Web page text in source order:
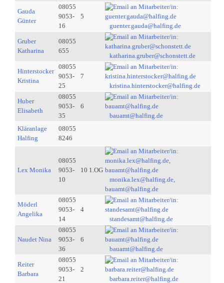
Gauda
Günter
08055
9053-
16
5
guenter.gauda@halfing.de
Gruber
Katharina
08055
655
katharina.gruber@schonstett.de
Hinterstocker
Kristina
08055
9053-
25
7
kristina.hinterstocker@halfing.de
Huber
Elisabeth
08055
9053-
35
6
bauamt@halfing.de
Kläranlage
Halfing
08055
8246
Lex Monika
08055
9053-
10
10 1.OG
monika.lex@halfing.de,
bauamt@halfing.de
Möderl
Angelika
08055
9053-
14
4
standesamt@halfing.de
Naudet Nina
08055
9053-
36
6
bauamt@halfing.de
Reiter
Barbara
08055
9053-
21
2
barbara.reiter@halfing.de